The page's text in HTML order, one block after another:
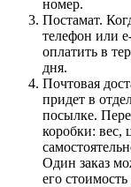
номер.
Постамат.
телефон или
оплатить в
дня.
Почтовая
придет в
посылке.
коробки: вес,
Один заказ
его